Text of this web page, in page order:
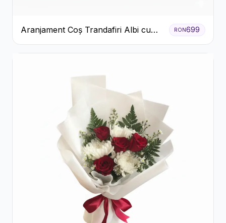
Aranjament Coș Trandafiri Albi cu
Accent Roșu
RON699